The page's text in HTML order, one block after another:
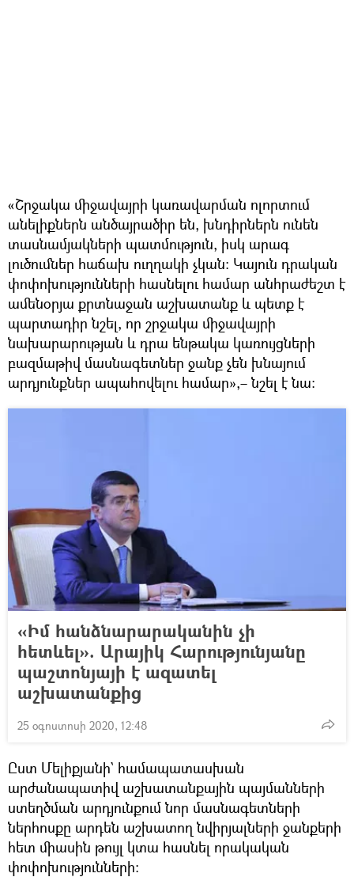
«Շրջակա միջավայրի կառավարման ոլորտում
անելիքներն անծայրածիր են, խնդիրներն ունեն
տասնամյակների պատմություն, իսկ արագ
լուծումներ հաճախ ուղղակի չկան։ Կայուն դրական
փոփոխությունների հասնելու համար անհրաժեշտ է
ամենօրյա քրտնաջան աշխատանք և պետք է
պարտադիր նշել, որ շրջակա միջավայրի
նախարարության և դրա ենթակա կառույցների
բազմաթիվ մասնագետներ ջանք չեն խնայում
արդյունքներ ապահովելու համար»,– նշել է նա։
«Իմ հանձնարարականին չի
հետևել». Արայիկ Հարությունյանը
պաշտոնյայի է ազատել
աշխատանքից
25 օգոստոսի 2020, 12:48
Ըստ Մելիքյանի` համապատասխան
արժանապատիվ աշխատանքային պայմանների
ստեղծման արդյունքում նոր մասնագետների
ներհոսքը արդեն աշխատող նվիրյալների ջանքերի
հետ միասին թույլ կտա հասնել որակական
փոփոխությունների։